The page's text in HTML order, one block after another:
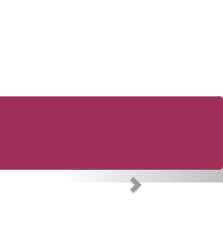
Next